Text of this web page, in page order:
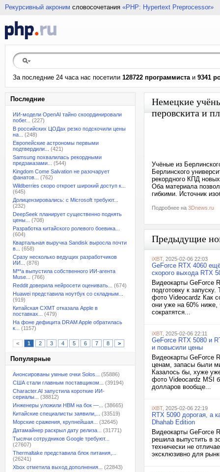
Рекурсивный акроним словосочетания «PHP: Hypertext Preprocessor»
За последние 24 часа нас посетили 128722 программистаи 9341
Последние
ИИ-модели OpenAI тайно скоординировали
побег...
(227)
В российских ЦОДах резко подскочили цены
на...
(248)
Европейские астрономы первыми
подтвердили...
(421)
Samsung похвалилась рекордными
предзаказами...
(544)
Kingdom Come Salvation не разочарует
фанатов...
(762)
Wildberries скоро откроет широкий доступ к...
(645)
Долицензировались: с Microsoft требуют...
(232)
DeepSeek планирует существенно поднять
цены...
(708)
Разработка китайского ролевого боевика...
(604)
Квартальная выручка Sandisk выросла почти
в...
(658)
Сразу несколько ведущих разработчиков
ИИ...
(876)
M**a выпустила собственного ИИ-агента
Muse...
(766)
Reddit доверила нейросети оценивать...
(674)
Huawei представила ноутбук со складным...
(919)
Китайская CXMT отказала Apple в
поставках...
(479)
На фоне дефицита DRAM Apple обратилась
к...
(1157)
< 1 2 3 4 5 6 7 8 >
Популярные
Анонсированы умные очки Solos...
(55886)
США стали главным поставщиком...
(39194)
Character.AI запустила короткие ИИ-
сериалы...
(38812)
Инженеры уложили HBM на бок —...
(38665)
Китайские специалисты заявили,...
(33519)
Морские сражения, крупнейшая...
(32645)
Датамайнер раскрыл дату релиза...
(31771)
Тысячи сотрудников Google требуют...
(27607)
Thermaltake представила блок питания,...
(26241)
Xbox отметила выход дополнения...
(22843)
Немецкие
перовскита и
Учёные из
Берлинского
рекордного КПД
Оба материала
гибкими. Источник
Подробнее на 3Dnews.ru
Предыдущие
iXBT, 2025-02-06 22:03
GeForce RTX 4060
скорого выхода RTX
Видеокарты GeForce
подготовку к
фото Videocardz Как
они уже на 60% ниже,
сократятся...
iXBT, 2025-02-06 22:11
GeForce RTX 5080 и
и повысили цены
Видеокарты GeForce
ценам, запасы были
Казалось бы, хуже
фото Videocardz MSI
долларов вообще...
iXBT, 2025-02-06 22:19
RTX 5090 дорогая, а
Dhahab Edition
Видеокарты GeForce
решила выпустить в
технически не
эксклюзивно для